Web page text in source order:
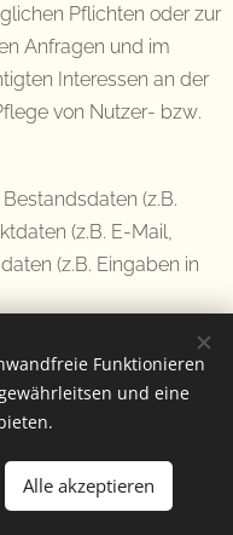
Pflichten oder zur
Anfragen und im
Interessen an der
von Nutzer- bzw.
Bestandsdaten (z.B.
(z.B. E-Mail,
(z.B. Eingaben in
Kontaktanfragen und
6 Abs. 1 S. 1 lit. b.
(Art. 6 Abs. 1 S. 1
Funktionieren
und eine
Alle akzeptieren